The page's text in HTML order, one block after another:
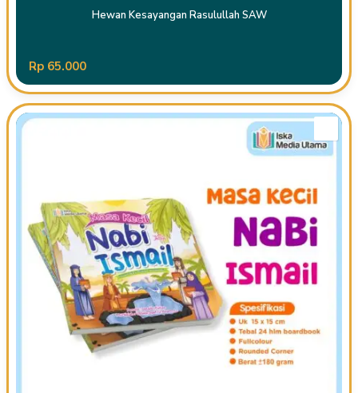
Hewan Kesayangan Rasulullah SAW
Rp 65.000